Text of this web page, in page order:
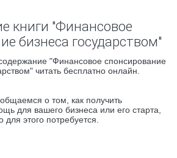
книги "Финансовое
бизнеса государством"
"Финансовое спонсирование
читать бесплатно онлайн.
о том, как получить
для вашего бизнеса или его старта,
этого потребуется.